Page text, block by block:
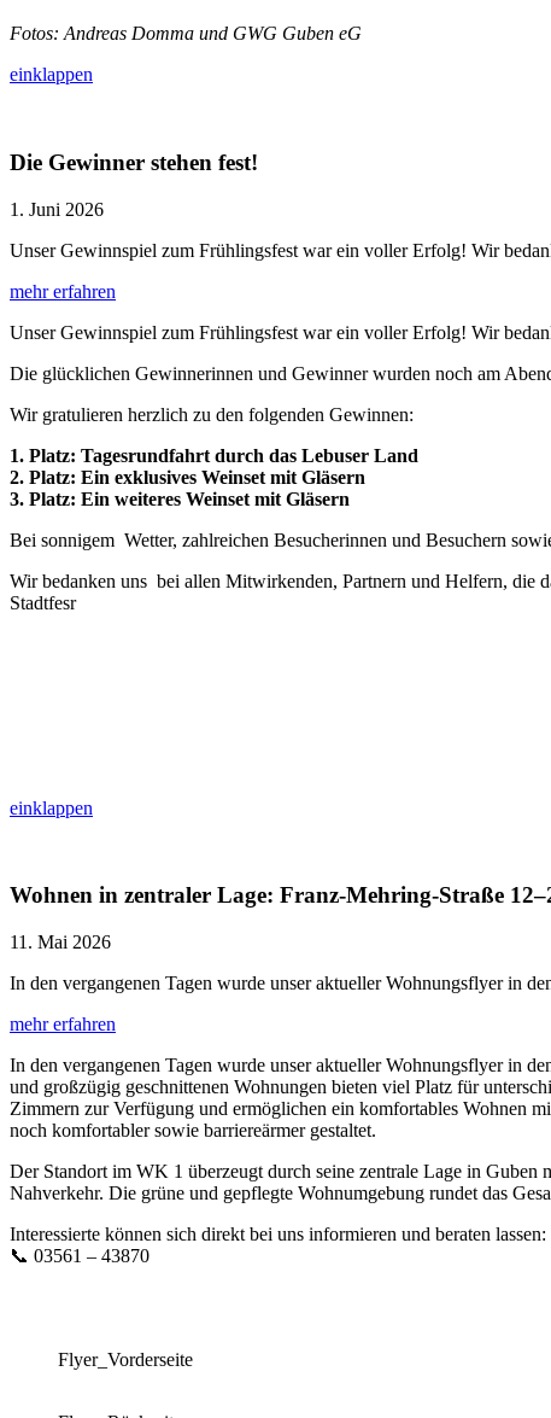
Fotos: Andreas Domma und GWG Guben eG
einklappen
Die Gewinner stehen fest!
1. Juni 2026
Unser Gewinnspiel zum Frühlingsfest war ein voller Erfolg! Wir
mehr erfahren
Unser Gewinnspiel zum Frühlingsfest war ein voller Erfolg! Wir
Die glücklichen Gewinnerinnen und Gewinner wurden noch am
Wir gratulieren herzlich zu den folgenden Gewinnen:
1. Platz: Tagesrundfahrt durch das Lebuser Land
2. Platz: Ein exklusives Weinset mit Gläsern
3. Platz: Ein weiteres Weinset mit Gläsern
Bei sonnigem Wetter, zahlreichen Besucherinnen und Besuchern
Wir bedanken uns bei allen Mitwirkenden, Partnern und Helfern, die
Stadtfesr
einklappen
Wohnen in zentraler Lage: Franz-Mehring-Straße
11. Mai 2026
In den vergangenen Tagen wurde unser aktueller Wohnungsflyer in
mehr erfahren
In den vergangenen Tagen wurde unser aktueller Wohnungsflyer in
und großzügig geschnittenen Wohnungen bieten viel Platz für
Zimmern zur Verfügung und ermöglichen ein komfortables Wohnen
noch komfortabler sowie barriereärmer gestaltet.
Der Standort im WK 1 überzeugt durch seine zentrale Lage in
Nahverkehr. Die grüne und gepflegte Wohnumgebung rundet das
Interessierte können sich direkt bei uns informieren und beraten lassen:
📞 03561 – 43870
Flyer_Vorderseite